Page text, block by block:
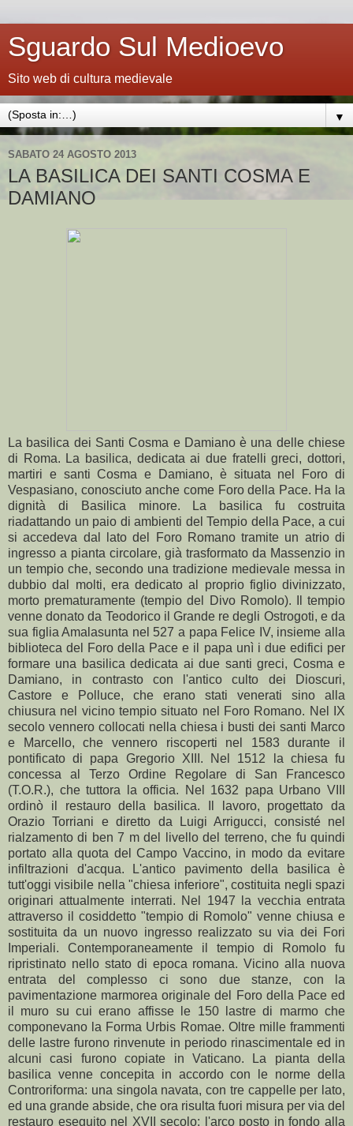
Sguardo Sul Medioevo
Sito web di cultura medievale
▼
SABATO 24 AGOSTO 2013
LA BASILICA DEI SANTI COSMA E
DAMIANO
La basilica dei Santi Cosma e Damiano è una delle chiese
di Roma. La basilica, dedicata ai due fratelli greci, dottori,
martiri e santi Cosma e Damiano, è situata nel Foro di
Vespasiano, conosciuto anche come Foro della Pace. Ha la
dignità di Basilica minore. La basilica fu costruita
riadattando un paio di ambienti del Tempio della Pace, a cui
si accedeva dal lato del Foro Romano tramite un atrio di
ingresso a pianta circolare, già trasformato da Massenzio in
un tempio che, secondo una tradizione medievale messa in
dubbio dal molti, era dedicato al proprio figlio divinizzato,
morto prematuramente (tempio del Divo Romolo). Il tempio
venne donato da Teodorico il Grande re degli Ostrogoti, e da
sua figlia Amalasunta nel 527 a papa Felice IV, insieme alla
biblioteca del Foro della Pace e il papa unì i due edifici per
formare una basilica dedicata ai due santi greci, Cosma e
Damiano, in contrasto con l'antico culto dei Dioscuri,
Castore e Polluce, che erano stati venerati sino alla
chiusura nel vicino tempio situato nel Foro Romano. Nel IX
secolo vennero collocati nella chiesa i busti dei santi Marco
e Marcello, che vennero riscoperti nel 1583 durante il
pontificato di papa Gregorio XIII. Nel 1512 la chiesa fu
concessa al Terzo Ordine Regolare di San Francesco
(T.O.R.), che tuttora la officia. Nel 1632 papa Urbano VIII
ordinò il restauro della basilica. Il lavoro, progettato da
Orazio Torriani e diretto da Luigi Arrigucci, consisté nel
rialzamento di ben 7 m del livello del terreno, che fu quindi
portato alla quota del Campo Vaccino, in modo da evitare
infiltrazioni d'acqua. L'antico pavimento della basilica è
tutt'oggi visibile nella "chiesa inferiore", costituita negli spazi
originari attualmente interrati. Nel 1947 la vecchia entrata
attraverso il cosiddetto "tempio di Romolo" venne chiusa e
sostituita da un nuovo ingresso realizzato su via dei Fori
Imperiali. Contemporaneamente il tempio di Romolo fu
ripristinato nello stato di epoca romana. Vicino alla nuova
entrata del complesso ci sono due stanze, con la
pavimentazione marmorea originale del Foro della Pace ed
il muro su cui erano affisse le 150 lastre di marmo che
componevano la Forma Urbis Romae. Oltre mille frammenti
delle lastre furono rinvenute in periodo rinascimentale ed in
alcuni casi furono copiate in Vaticano. La pianta della
basilica venne concepita in accordo con le norme della
Controriforma: una singola navata, con tre cappelle per lato,
ed una grande abside, che ora risulta fuori misura per via del
restauro eseguito nel XVII secolo: l'arco posto in fondo alla